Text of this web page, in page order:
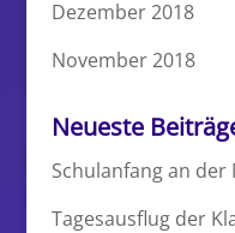
Dezember 2018
November 2018
Neueste
Schulanfang an
Tagesausflug der